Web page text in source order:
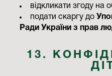
відкликати згоду на
подати скаргу до
Ради України з прав
13.